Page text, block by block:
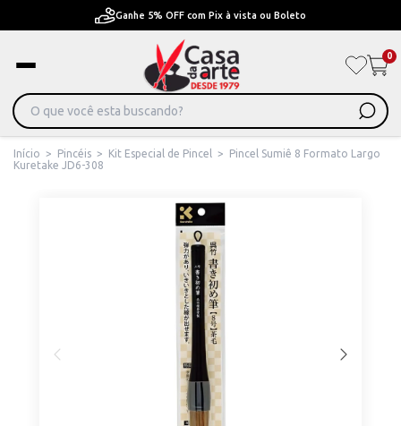
Pague em Até 6x sem juros ou ate 12x com juros
0
Início > Pincéis > Kit Especial de Pincel >
Pincel Sumiê 8 Formato Largo
Kuretake JD6-308